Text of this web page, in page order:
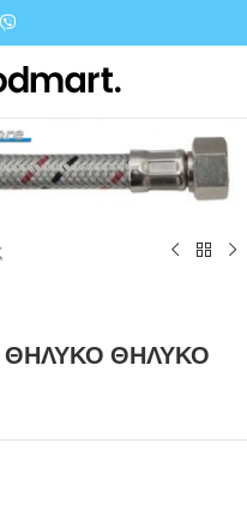
ΘΗΛΥΚΟ ΘΗΛΥΚΟ